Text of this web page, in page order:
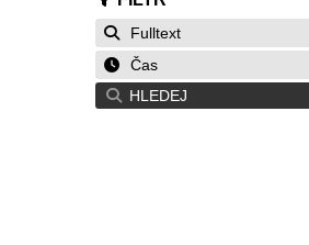
Fulltext
Čas
HLEDEJ